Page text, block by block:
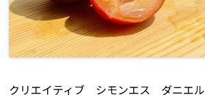
クリエイティブ シモンエス ダニエル